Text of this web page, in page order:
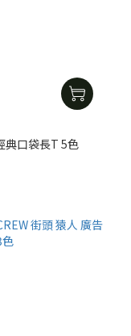
【BEN DAVIS】L/S POCKET TEE 經典口袋長T 5色